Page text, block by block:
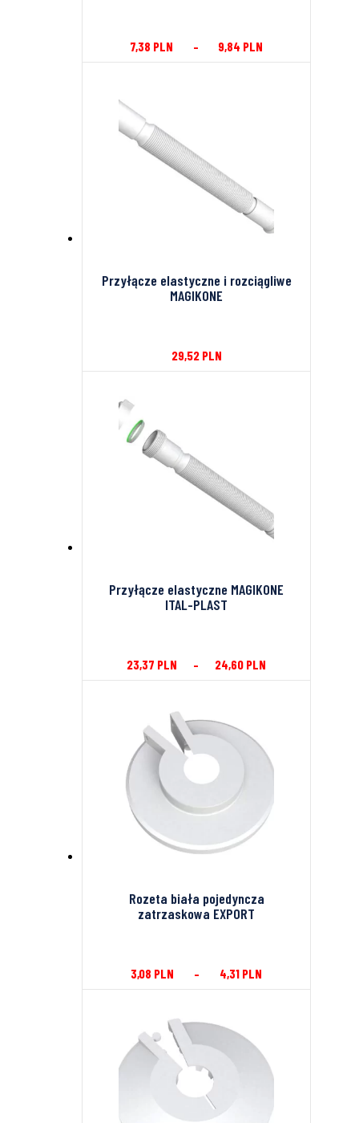
7,38 PLN – 9,84 PLN
Przyłącze elastyczne i rozciągliwe
MAGIKONE
29,52 PLN
Przyłącze elastyczne MAGIKONE
ITAL-PLAST
23,37 PLN – 24,60 PLN
Rozeta biała pojedyncza
zatrzaskowa EXPORT
3,08 PLN – 4,31 PLN